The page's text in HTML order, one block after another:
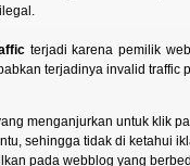
terjadi karena pemilik
terjadinya invalid traffic
menganjurkan untuk klik
sehingga tidak di ketahui
pada webblog yang